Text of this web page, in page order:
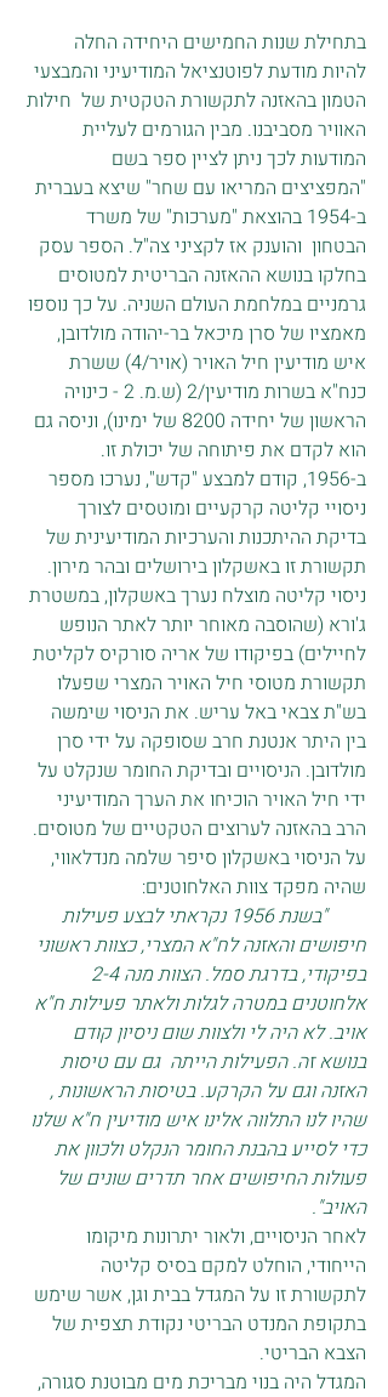
בתחילת שנות החמישים היחידה החלה
להיות מודעת לפוטנציאל המודיעיני והמבצעי
הטמון בהאזנה לתקשורת הטקטית של  חילות
האוויר מסביבנו. מבין הגורמים לעליית
המודעות לכך ניתן לציין ספר בשם
"המפציצים המריאו עם שחר" שיצא בעברית
ב-1954 בהוצאת "מערכות" של משרד
הבטחון  והוענק אז לקציני צה"ל. הספר עסק
בחלקו בנושא ההאזנה הבריטית למטוסים
גרמניים במלחמת העולם השניה. על כך נוספו
מאמציו של סרן מיכאל בר-יהודה מולדובן,
איש מודיעין חיל האויר (אויר/4) ששרת
כנח"א בשרות מודיעין/2 (ש.מ. 2 - כינויה
הראשון של יחידה 8200 של ימינו), וניסה גם
הוא לקדם את פיתוחה של יכולת זו.
ב-1956, קודם למבצע "קדש", נערכו מספר
ניסויי קליטה קרקעיים ומוטסים לצורך
בדיקת ההיתכנות והערכיות המודיעינית של
תקשורת זו באשקלון בירושלים ובהר מירון.
ניסוי קליטה מוצלח נערך באשקלון, במשטרת
ג'ורא (שהוסבה מאוחר יותר לאתר הנופש
לחיילים) בפיקודו של אריה סורקיס לקליטת
תקשורת מטוסי חיל האויר המצרי שפעלו
בש"ת צבאי באל עריש. את הניסוי שימשה
בין היתר אנטנת חרב שסופקה על ידי סרן
מולדובן. הניסויים ובדיקת החומר שנקלט על
ידי חיל האויר הוכיחו את הערך המודיעיני
הרב בהאזנה לערוצים הטקטיים של מטוסים.
על הניסוי באשקלון סיפר שלמה מנדלאווי,
שהיה מפקד צוות האלחוטנים:
"בשנת 1956 נקראתי לבצע פעילות
חיפושים והאזנה לח"א המצרי, כצוות ראשוני
אלחוטנים במטרה לגלות ולאתר פעילות ח"א
אויב. לא היה לי ולצוות שום ניסיון קודם
בנושא זה. הפעילות הייתה  גם עם טיסות
האזנה וגם על הקרקע. בטיסות הראשונות ,
שהיו לנו התלווה אלינו איש מודיעין ח"א שלנו
כדי לסייע בהבנת החומר הנקלט ולכוון את
פעולות החיפושים אחר תדרים שונים של
האויב".
לאחר הניסויים, ולאור יתרונות מיקומו
הייחודי, הוחלט למקם בסיס קליטה
לתקשורת זו על המגדל בבית וגן, אשר שימש
בתקופת המנדט הבריטי נקודת תצפית של
הצבא הבריטי.
המגדל היה בנוי מבריכת מים מבוטנת סגורה,